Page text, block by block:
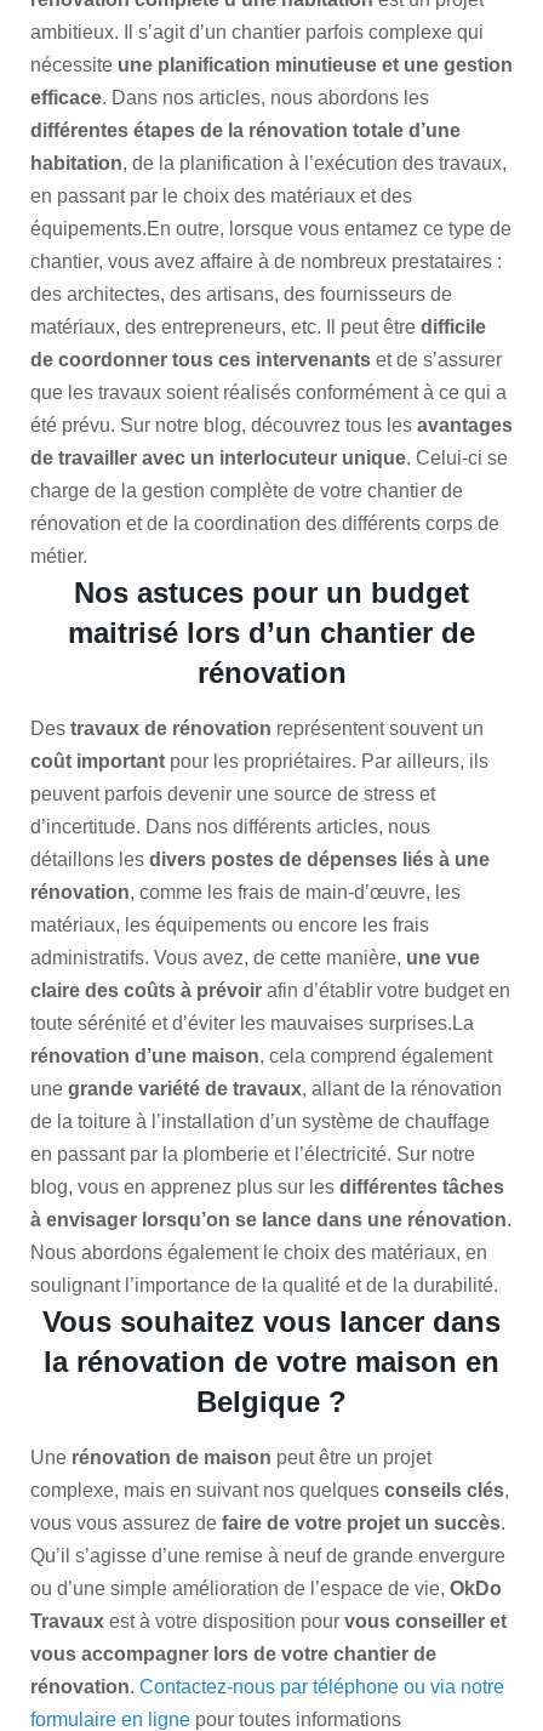
ambitieux. Il s’agit d’un chantier parfois complexe qui
nécessite une planification minutieuse et une gestion
efficace. Dans nos articles, nous abordons les
différentes étapes de la rénovation totale d’une
habitation, de la planification à l’exécution des travaux,
en passant par le choix des matériaux et des
équipements.En outre, lorsque vous entamez ce type de
chantier, vous avez affaire à de nombreux prestataires :
des architectes, des artisans, des fournisseurs de
matériaux, des entrepreneurs, etc. Il peut être difficile
de coordonner tous ces intervenants et de s’assurer
que les travaux soient réalisés conformément à ce qui a
été prévu. Sur notre blog, découvrez tous les avantages
de travailler avec un interlocuteur unique. Celui-ci se
charge de la gestion complète de votre chantier de
rénovation et de la coordination des différents corps de
métier.
Nos astuces pour un budget
maitrisé lors d’un chantier de
rénovation
Des travaux de rénovation représentent souvent un
coût important pour les propriétaires. Par ailleurs, ils
peuvent parfois devenir une source de stress et
d’incertitude. Dans nos différents articles, nous
détaillons les divers postes de dépenses liés à une
rénovation, comme les frais de main-d’œuvre, les
matériaux, les équipements ou encore les frais
administratifs. Vous avez, de cette manière, une vue
claire des coûts à prévoir afin d’établir votre budget en
toute sérénité et d’éviter les mauvaises surprises.La
rénovation d’une maison, cela comprend également
une grande variété de travaux, allant de la rénovation
de la toiture à l’installation d’un système de chauffage
en passant par la plomberie et l’électricité. Sur notre
blog, vous en apprenez plus sur les différentes tâches
à envisager lorsqu’on se lance dans une rénovation.
Nous abordons également le choix des matériaux, en
soulignant l’importance de la qualité et de la durabilité.
Vous souhaitez vous lancer dans
la rénovation de votre maison en
Belgique ?
Une rénovation de maison peut être un projet
complexe, mais en suivant nos quelques conseils clés,
vous vous assurez de faire de votre projet un succès.
Qu’il s’agisse d’une remise à neuf de grande envergure
ou d’une simple amélioration de l’espace de vie, OkDo
Travaux est à votre disposition pour vous conseiller et
vous accompagner lors de votre chantier de
rénovation. Contactez-nous par téléphone ou via notre
formulaire en ligne pour toutes informations